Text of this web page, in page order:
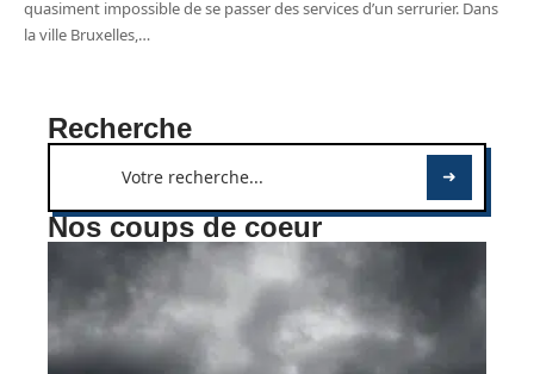
quasiment impossible de se passer des services d’un serrurier. Dans
la ville Bruxelles,…
Recherche
Nos coups de coeur